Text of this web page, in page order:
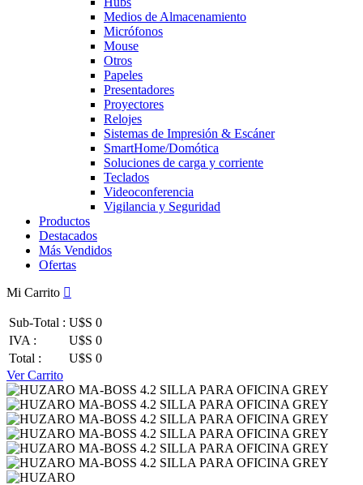
Medios de Almacenamiento
Micrófonos
Mouse
Otros
Papeles
Presentadores
Proyectores
Relojes
Sistemas de Impresión & Escáner
SmartHome/Domótica
Soluciones de carga y corriente
Teclados
Videoconferencia
Vigilancia y Seguridad
Productos
Destacados
Más Vendidos
Ofertas
Mi Carrito
Sub-Total : U$S 0
IVA :
U$S 0
Total :
U$S 0
Ver Carrito